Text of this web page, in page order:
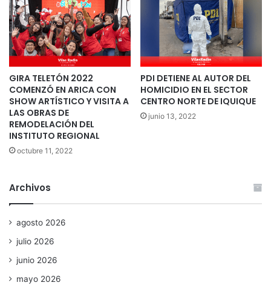
GIRA TELETÓN 2022
COMENZÓ EN ARICA CON
SHOW ARTÍSTICO Y VISITA A
LAS OBRAS DE
REMODELACIÓN DEL
INSTITUTO REGIONAL
octubre 11, 2022
PDI DETIENE AL AUTOR DEL
HOMICIDIO EN EL SECTOR
CENTRO NORTE DE IQUIQUE
junio 13, 2022
Archivos
agosto 2026
julio 2026
junio 2026
mayo 2026